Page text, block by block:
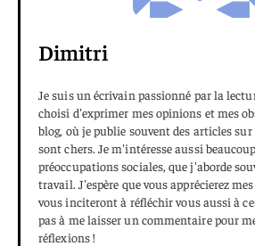
Dimitri
Je suis un écrivain passionné par la
choisi d'exprimer mes opinions et mes
blog, où je publie souvent des articles
sont chers. Je m'intéresse aussi
préoccupations sociales, que j'aborde
travail. J'espère que vous apprécierez
vous inciteront à réfléchir vous aussi à
pas à me laisser un commentaire pour
réflexions !